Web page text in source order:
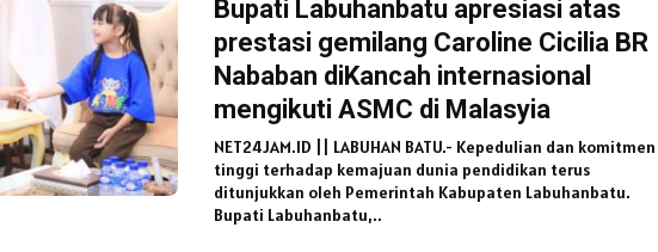
Bupati Labuhanbatu apresiasi atas
prestasi gemilang Caroline Cicilia BR
Nababan diKancah internasional
mengikuti ASMC di Malasyia
NET24JAM.ID || LABUHAN BATU.- Kepedulian dan komitmen
tinggi terhadap kemajuan dunia pendidikan terus
ditunjukkan oleh Pemerintah Kabupaten Labuhanbatu.
Bupati Labuhanbatu,..